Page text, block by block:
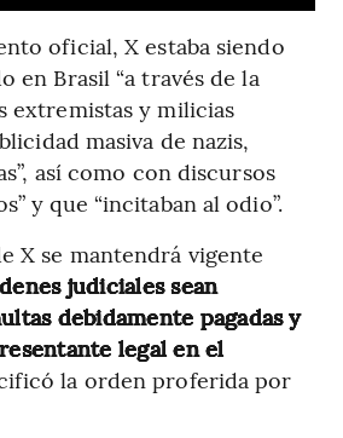
oficial, X estaba siendo
en Brasil “a través de la
extremistas y milicias
masiva de nazis,
así como con discursos
y que “incitaban al odio”.
X se mantendrá vigente
judiciales sean
debidamente pagadas y
legal en el
la orden proferida por